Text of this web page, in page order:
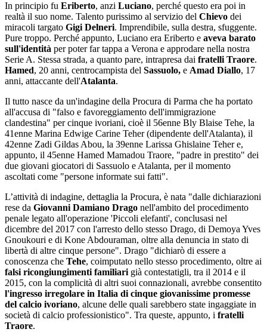
In principio fu Eriberto, anzi Luciano, perché questo era poi in
realtà il suo nome. Talento purissimo al servizio del Chievo dei
miracoli targato Gigi Delneri. Imprendibile, sulla destra, sfuggente.
Pure troppo. Perché appunto, Luciano era Eriberto e aveva barato
sull'identità per poter far tappa a Verona e approdare nella nostra
Serie A. Stessa strada, a quanto pare, intrapresa dai fratelli Traore.
Hamed, 20 anni, centrocampista del Sassuolo, e Amad Diallo, 17
anni, attaccante dell'Atalanta.
Il tutto nasce da un'indagine della Procura di Parma che ha portato
all'accusa di "falso e favoreggiamento dell'immigrazione
clandestina" per cinque ivoriani, cioè il 56enne Bly Blaise Tehe, la
41enne Marina Edwige Carine Teher (dipendente dell'Atalanta), il
42enne Zadi Gildas Abou, la 39enne Larissa Ghislaine Teher e,
appunto, il 45enne Hamed Mamadou Traore, "padre in prestito" dei
due giovani giocatori di Sassuolo e Atalanta, per il momento
ascoltati come "persone informate sui fatti".
L’attività di indagine, dettaglia la Procura, è nata "dalle dichiarazioni
rese da Giovanni Damiano Drago nell'ambito del procedimento
penale legato all'operazione 'Piccoli elefanti', conclusasi nel
dicembre del 2017 con l'arresto dello stesso Drago, di Demoya Yves
Gnoukouri e di Kone Abdouraman, oltre alla denuncia in stato di
libertà di altre cinque persone". Drago "dichiarò di essere a
conoscenza che Tehe, coimputato nello stesso procedimento, oltre ai
falsi ricongiungimenti familiari già contestatigli, tra il 2014 e il
2015, con la complicità di altri suoi connazionali, avrebbe consentito
l'ingresso irregolare in Italia di cinque giovanissime promesse
del calcio ivoriano, alcune delle quali sarebbero state ingaggiate in
società di calcio professionistico". Tra queste, appunto, i fratelli
Traore.